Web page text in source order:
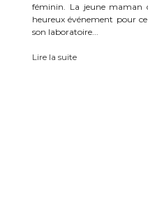
féminin. La jeune maman
heureux événement pour
son laboratoire...
Lire la suite